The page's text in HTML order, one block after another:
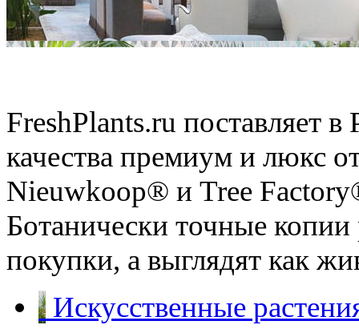
FreshPlants.ru поставляет
качества премиум и люкс
Nieuwkoop® и Tree
Ботанически точные
покупки, а выглядят как
Искусственные